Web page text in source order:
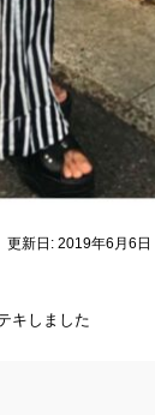
更新日: 2019年6月6日
キしました